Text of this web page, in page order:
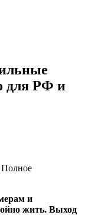
для РФ и
и
жить. Выход